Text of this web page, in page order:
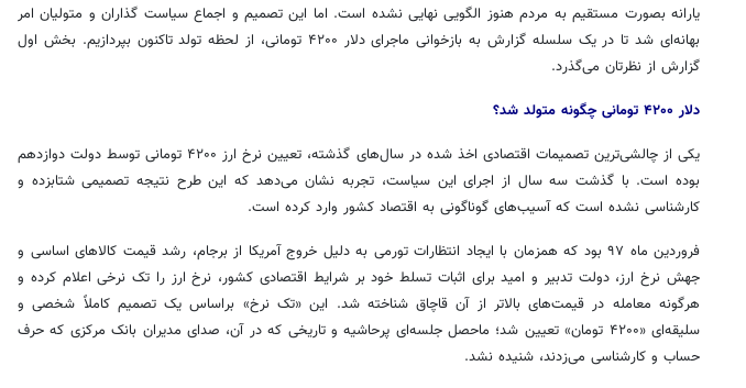
یارانه بصورت مستقیم به مردم هنوز الگویی نهایی نشده است. اما این تصمیم و اجماع سیاست گذاران و متولیان امر
بهانه‌ای شد تا در یک سلسله گزارش به بازخوانی ماجرای دلار ۴۲۰۰ تومانی، از لحظه تولد تاکنون بپردازیم. بخش اول
گزارش از نظرتان می‌گذرد.
دلار ۴۲۰۰ تومانی چگونه متولد شد؟
یکی از چالشی‌ترین تصمیمات اقتصادی اخذ شده در سال‌های گذشته، تعیین نرخ ارز ۴۲۰۰ تومانی توسط دولت دوازدهم
بوده است. با گذشت سه سال از اجرای این سیاست، تجربه نشان می‌دهد که این طرح نتیجه تصمیمی شتابزده و
کارشناسی نشده است که آسیب‌های گوناگونی به اقتصاد کشور وارد کرده است.
فروردین ماه ۹۷ بود که همزمان با ایجاد انتظارات تورمی به دلیل خروج آمریکا از برجام، رشد قیمت کالاهای اساسی و
جهش نرخ ارز، دولت تدبیر و امید برای اثبات تسلط خود بر شرایط اقتصادی کشور، نرخ ارز را تک نرخی اعلام کرده و
هرگونه معامله در قیمت‌های بالاتر از آن قاچاق شناخته شد. این «تک نرخ» براساسیک تصمیم کاملاً شخصی و
سلیقه‌ای «۴۲۰۰ تومان» تعیین شد؛ ماحصل جلسه‌ای پرحاشیه و تاریخی که در آن، صدای مدیران بانک مرکزی که حرف
حساب و کارشناسی می‌زدند، شنیده نشد.